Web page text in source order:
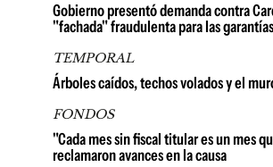
Gobierno presentó demanda contra
"fachada" fraudulenta para las garantías
TEMPORAL
Árboles caídos, techos volados y el
FONDOS
"Cada mes sin fiscal titular es un mes
reclamaron avances en la causa